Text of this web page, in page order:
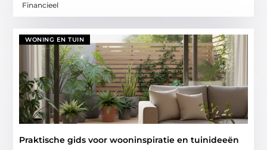
Financieel
WONING EN TUIN
Praktische gids voor wooninspiratie en tuinideeën